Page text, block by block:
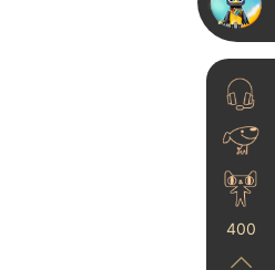
400